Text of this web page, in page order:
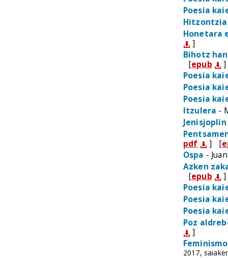
Poesia
Honetara
]
Bihotz
[epub
]
Poesia
Poesia
Poesia
Itzulera -
Jenisjoplin
pdf
] [
Ospa -
Azken
[epub
]
Poesia
Poesia
Poesia
Poz
]
2017,